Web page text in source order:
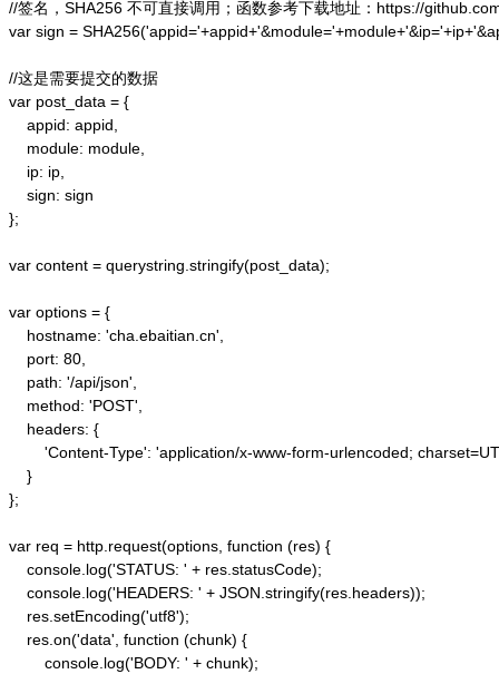
//签名，SHA256 不可直接调用；函数参考下载地址：https://
var sign =
//这是需要提交的数据
var post_data = {
    appid: appid,
    module: module,
    ip: ip,
    sign: sign
};
var content = querystring.stringify(post_data);
var options = {
    hostname: 'cha.ebaitian.cn',
    port: 80,
    path: '/api/json',
    method: 'POST',
    headers: {
'Content-Type': 'application/x-www-form-urlencoded;
    }
};
var req = http.request(options, function (res) {
    console.log('STATUS: ' + res.statusCode);
    console.log('HEADERS: ' + JSON.stringify(res.headers));
    res.setEncoding('utf8');
    res.on('data', function (chunk) {
        console.log('BODY: ' + chunk);